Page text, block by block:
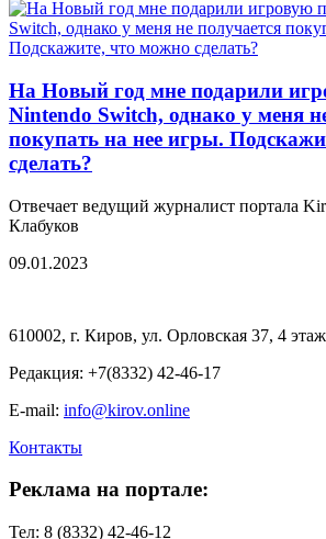
На Новый год мне подарили
Nintendo Switch, однако у меня
покупать на нее игры.
сделать?
Отвечает ведущий журналист портала
Клабуков
09.01.2023
610002, г. Киров, ул. Орловская 37, 4 этаж
Редакция: +7(8332) 42-46-17
E-mail: info@kirov.online
Контакты
Реклама на портале:
Тел: 8 (8332) 42-46-12